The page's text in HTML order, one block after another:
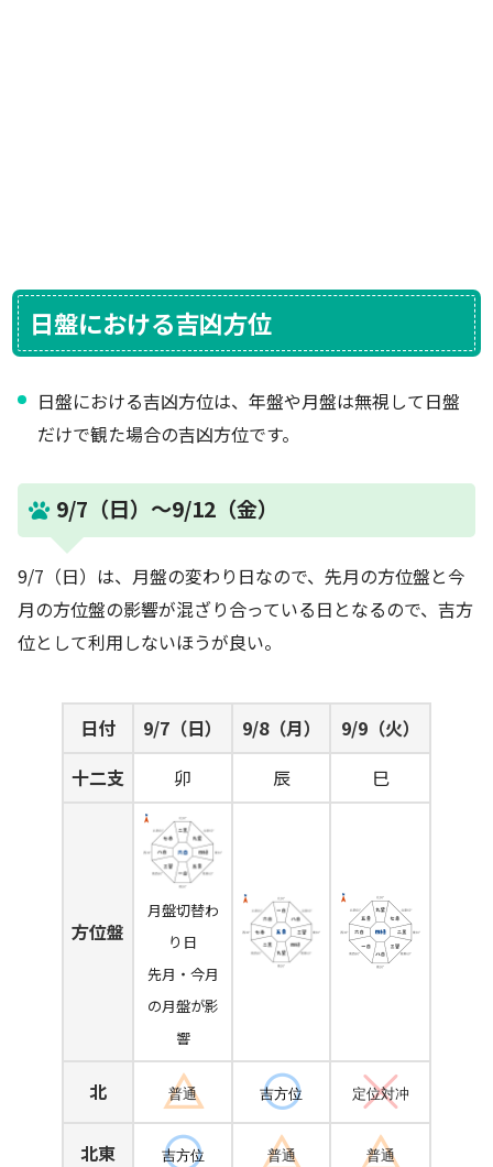
日盤における吉凶方位
日盤における吉凶方位は、年盤や月盤は無視して日盤
だけで観た場合の吉凶方位です。
9/7（日）～9/12（金）
9/7（日）は、月盤の変わり日なので、先月の方位盤と今
月の方位盤の影響が混ざり合っている日となるので、吉方
位として利用しないほうが良い。
日付 9/7（日） 9/8（月）
9/9（火）
十二支
卯 辰 巳
方位盤
月盤切替わ
り日
先月・今月
の月盤が影
響
北 普通 吉方位 定位対冲
北東 吉方位 普通 普通